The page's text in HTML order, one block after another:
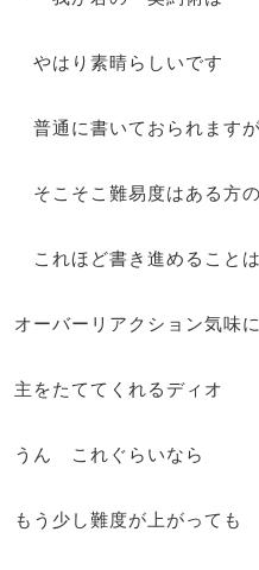
やはり素晴らしいです
普通に書いておられますが
そこそこ難易度はある方
これほど書き進めること
オーバーリアクション気味に
主をたててくれるディオ
うん これぐらいなら
もう少し難度が上がっても